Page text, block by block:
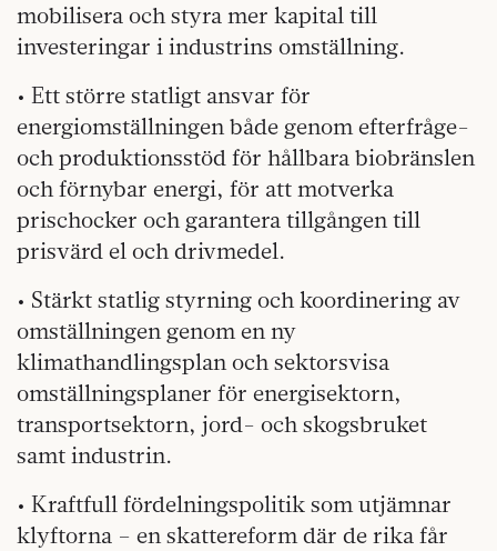
mobilisera och styra mer kapital till
investeringar i industrins omställning.
• Ett större statligt ansvar för
energiomställningen både genom efterfråge-
och produktionsstöd för hållbara biobränslen
och förnybar energi, för att motverka
prischocker och garantera tillgången till
prisvärd el och drivmedel.
• Stärkt statlig styrning och koordinering av
omställningen genom en ny
klimathandlingsplan och sektorsvisa
omställningsplaner för energisektorn,
transportsektorn, jord- och skogsbruket
samt industrin.
• Kraftfull fördelningspolitik som utjämnar
klyftorna – en skattereform där de rika får